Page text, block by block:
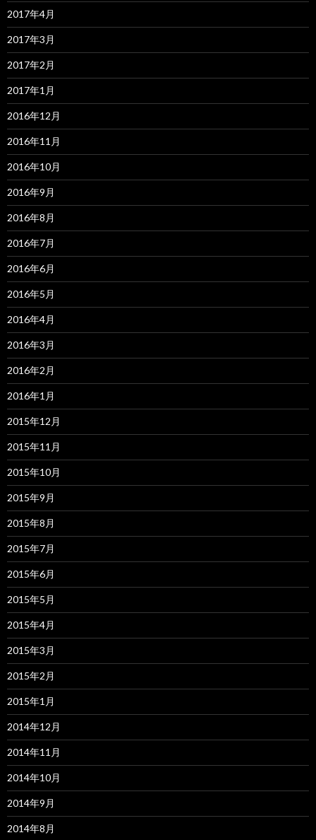
2017年4月
2017年3月
2017年2月
2017年1月
2016年12月
2016年11月
2016年10月
2016年9月
2016年8月
2016年7月
2016年6月
2016年5月
2016年4月
2016年3月
2016年2月
2016年1月
2015年12月
2015年11月
2015年10月
2015年9月
2015年8月
2015年7月
2015年6月
2015年5月
2015年4月
2015年3月
2015年2月
2015年1月
2014年12月
2014年11月
2014年10月
2014年9月
2014年8月